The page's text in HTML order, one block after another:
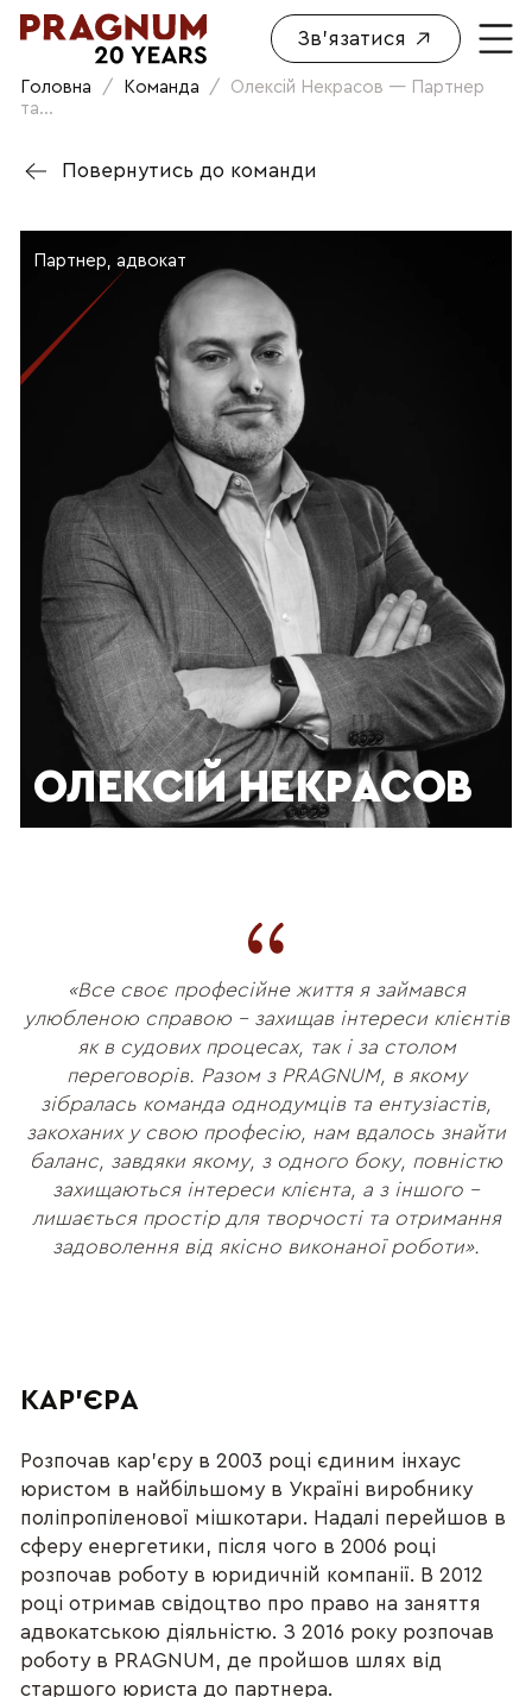
Зв'язатися
Головна / Команда /
Олексій Некрасов — Партнер
та...
Повернутись до команди
Партнер, адвокат
ОЛЕКСІЙ НЕКРАСОВ
«Все своє професійне життя я займався
улюбленою справою – захищав інтереси клієнтів
як в судових процесах, так і за столом
переговорів. Разом з PRAGNUM, в якому
зібралась команда однодумців та ентузіастів,
закоханих у свою професію, нам вдалось знайти
баланс, завдяки якому, з одного боку, повністю
захищаються інтереси клієнта, а з іншого –
лишається простір для творчості та отримання
задоволення від якісно виконаної роботи».
КАР'ЄРА
Розпочав кар’єру в 2003 році єдиним інхаус
юристом в найбільшому в Україні виробнику
поліпропіленової мішкотари. Надалі перейшов в
сферу енергетики, після чого в 2006 році
розпочав роботу в юридичній компанії. В 2012
році отримав свідоцтво про право на заняття
адвокатською діяльністю. З 2016 року розпочав
роботу в PRAGNUM, де пройшов шлях від
старшого юриста до партнера.